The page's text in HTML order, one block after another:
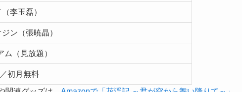
李玉磊）
ン（張暁晶）
ム（見放題）
初月無料